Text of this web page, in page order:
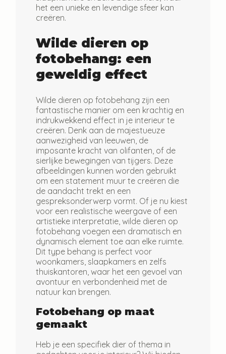
het een unieke en levendige sfeer kan
creëren.
Wilde dieren op
fotobehang: een
geweldig effect
Wilde dieren op fotobehang zijn een
fantastische manier om een krachtig en
indrukwekkend effect in je interieur te
creëren. Denk aan de majestueuze
aanwezigheid van leeuwen, de
imposante kracht van olifanten, of de
sierlijke bewegingen van tijgers. Deze
afbeeldingen kunnen worden gebruikt
om een statement muur te creëren die
de aandacht trekt en een
gespreksonderwerp vormt. Of je nu kiest
voor een realistische weergave of een
artistieke interpretatie, wilde dieren op
fotobehang voegen een dramatisch en
dynamisch element toe aan elke ruimte.
Dit type behang is perfect voor
woonkamers, slaapkamers en zelfs
thuiskantoren, waar het een gevoel van
avontuur en verbondenheid met de
natuur kan brengen.
Fotobehang op maat
gemaakt
Heb je een specifiek dier of thema in